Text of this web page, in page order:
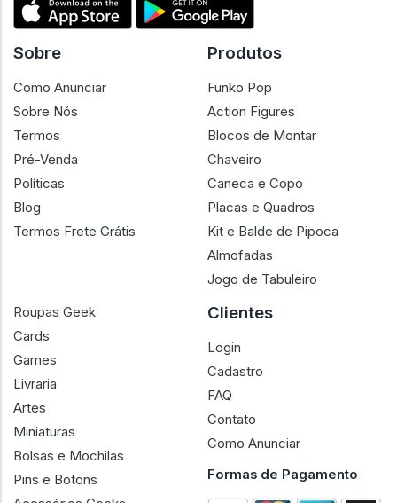
Sobre
Como Anunciar
Sobre Nós
Termos
Pré-Venda
Políticas
Blog
Termos Frete Grátis
Produtos
Funko Pop
Action Figures
Blocos de Montar
Chaveiro
Caneca e Copo
Placas e Quadros
Kit e Balde de Pipoca
Almofadas
Jogo de Tabuleiro
Roupas Geek
Cards
Games
Livraria
Artes
Miniaturas
Bolsas e Mochilas
Pins e Botons
Clientes
Login
Cadastro
FAQ
Contato
Como Anunciar
Formas de Pagamento